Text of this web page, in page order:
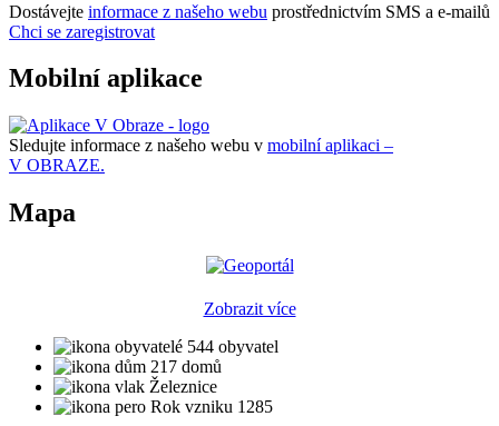
Dostávejte informace z našeho webu prostřednictvím SMS a e-mailů
Chci se zaregistrovat
Mobilní aplikace
Sledujte informace z našeho webu v mobilní aplikaci –
V OBRAZE.
Mapa
Zobrazit více
544 obyvatel
217 domů
Železnice
Rok vzniku 1285